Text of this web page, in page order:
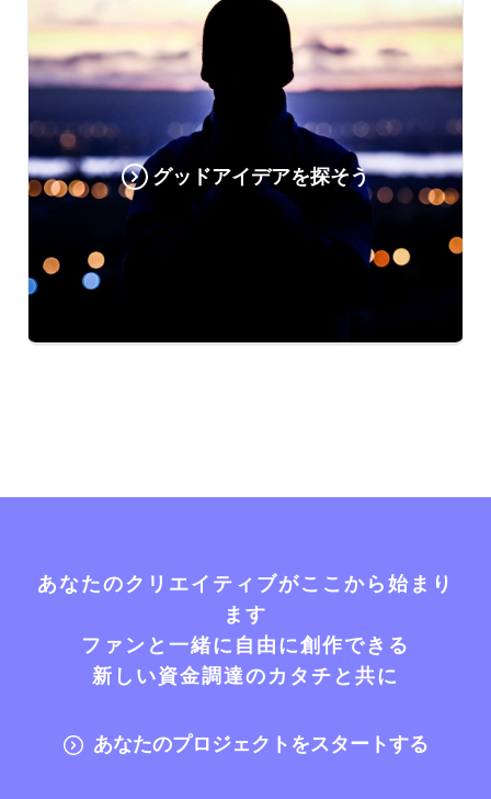
グッドアイデアを探そう
あなたのクリエイティブがここから始まり
ます
ファンと一緒に自由に創作できる
新しい資金調達のカタチと共に
あなたのプロジェクトをスタートする